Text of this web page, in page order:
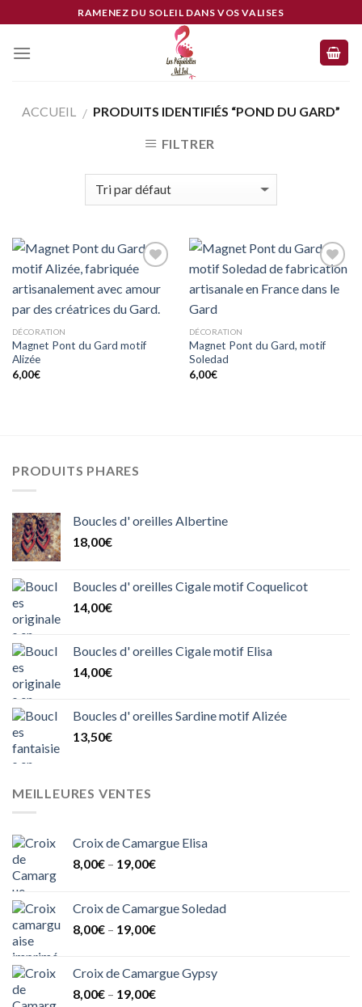
to
content
RAMENEZ DU SOLEIL DANS VOS VALISES
ACCUEIL / PRODUITS IDENTIFIÉS “POND DU GARD”
FILTRER
à mes
de
DÉCORATION
Magnet Pont du Gard motif
Alizée
6,00€
à mes
DÉCORATION
Magnet Pont du Gard, motif
Soledad
6,00€
PRODUITS PHARES
Boucles d' oreilles Albertine
18,00€
Boucles d' oreilles Cigale motif Coquelicot
14,00€
Boucles d' oreilles Cigale motif Elisa
14,00€
Boucles d' oreilles Sardine motif Alizée
13,50€
MEILLEURES VENTES
Croix de Camargue Elisa
8,00€ – 19,00€
Croix de Camargue Soledad
8,00€ – 19,00€
Croix de Camargue Gypsy
8,00€ – 19,00€